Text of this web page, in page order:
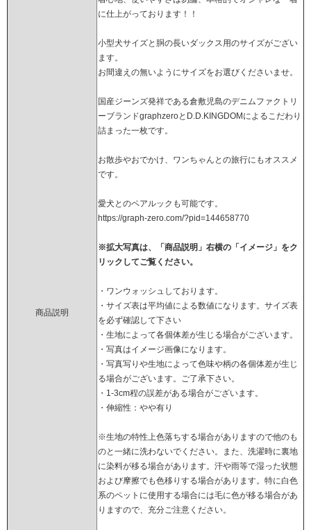
商品説明
に仕上がっております！！
小型犬サイズと胴の長いダックス用のサイズがござい
ます。
お間違えの無いようにサイズをお選びくださいませ。
国産ジーンズ発祥である倉敷児島のデニムファクトリ
ーブランドgraphzeroとD.D.KINGDOMによるこだわり
詰まった一枚です。
お散歩やおでかけ、ワンちゃんとの旅行にもオススメ
です。
愛犬とのペアルックも可能です。
https://graph-zero.com/?pid=144658770
※拡大写真は、「商品説明」右横の「イメージ」をク
リックしてご覧ください。
・ワンウォッシュしております。
・サイズ表は平均値による数値になります。サイズ表
を必ず確認して下さい
・生地によって各個体差が生じる場合がございます。
・写真はイメージ画像になります。
・写真写りや生地によって色味や柄の各個体差が生じ
る場合がございます。ご了承下さい。
・1-3cm程の誤差がある場合がございます。
・伸縮性：やや有り
※生地の特性上色落ちする場合がありますので他のも
のと一緒に洗わないでください。また、洗濯時に裏地
に染料が移る場合があります。汗や雨等で湿った状態
および摩擦でも色移りする場合があります。特に白色
系のペットに使用する場合には毛に色が移る場合があ
りますので、充分ご注意ください。